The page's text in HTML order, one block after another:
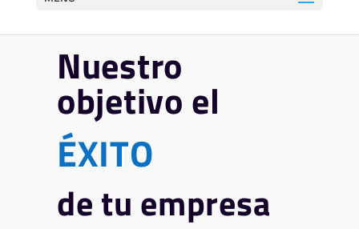
Nuestro
objetivo el
ÉXITO
de tu empresa